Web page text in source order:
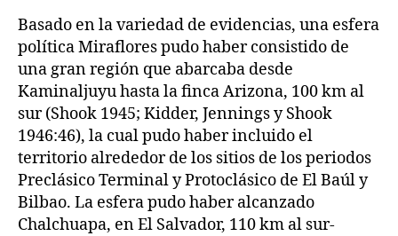
Basado en la variedad de evidencias, una esfera
política Miraflores pudo haber consistido de
una gran región que abarcaba desde
Kaminaljuyu hasta la finca Arizona, 100 km al
sur (Shook 1945; Kidder, Jennings y Shook
1946:46), la cual pudo haber incluido el
territorio alrededor de los sitios de los periodos
Preclásico Terminal y Protoclásico de El Baúl y
Bilbao. La esfera pudo haber alcanzado
Chalchuapa, en El Salvador, 110 km al sur-